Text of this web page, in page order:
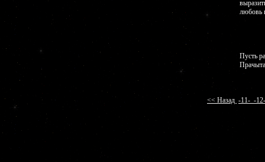
любовь
Пусть
<< Назад -11- -